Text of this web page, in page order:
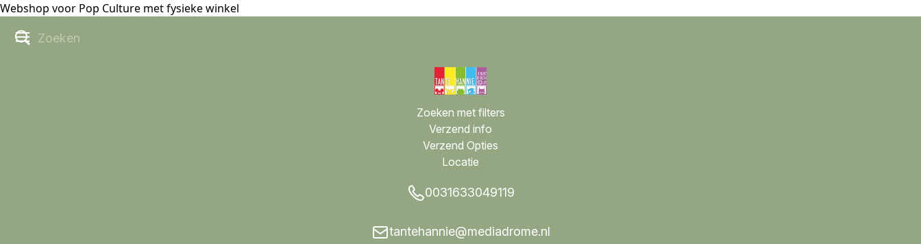
Webshop voor Pop Culture met fysieke winkel
Zoeken met filters
Verzend info
Verzend Opties
Locatie
0031633049119
tantehannie@mediadrome.nl